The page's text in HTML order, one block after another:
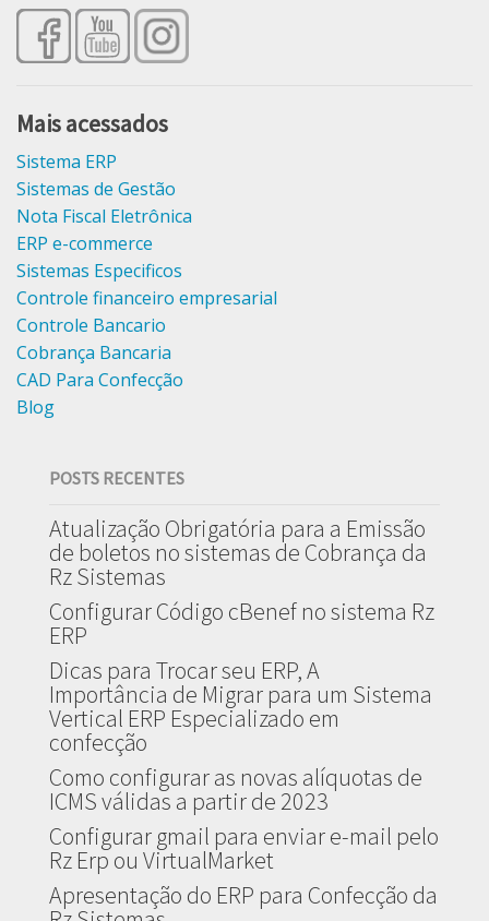
Mais acessados
Sistema ERP
Sistemas de Gestão
Nota Fiscal Eletrônica
ERP e-commerce
Sistemas Especificos
Controle financeiro empresarial
Controle Bancario
Cobrança Bancaria
CAD Para Confecção
Blog
POSTS RECENTES
Atualização Obrigatória para a Emissão
de boletos no sistemas de Cobrança da
Rz Sistemas
Configurar Código cBenef no sistema Rz
ERP
Dicas para Trocar seu ERP, A
Importância de Migrar para um Sistema
Vertical ERP Especializado em
confecção
Como configurar as novas alíquotas de
ICMS válidas a partir de 2023
Configurar gmail para enviar e-mail pelo
Rz Erp ou VirtualMarket
Apresentação do ERP para Confecção da